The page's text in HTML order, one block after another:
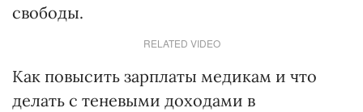
свободы.
RELATED VIDEO
Как повысить зарплаты медикам и что
делать с теневыми доходами в